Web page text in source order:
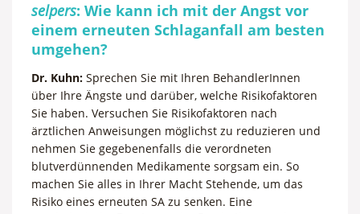
selpers: Wie kann ich mit der Angst vor
einem erneuten Schlaganfall am besten
umgehen?
Dr. Kuhn: Sprechen Sie mit Ihren BehandlerInnen
über Ihre Ängste und darüber, welche Risikofaktoren
Sie haben. Versuchen Sie Risikofaktoren nach
ärztlichen Anweisungen möglichst zu reduzieren und
nehmen Sie gegebenenfalls die verordneten
blutverdünnenden Medikamente sorgsam ein. So
machen Sie alles in Ihrer Macht Stehende, um das
Risiko eines erneuten SA zu senken. Eine